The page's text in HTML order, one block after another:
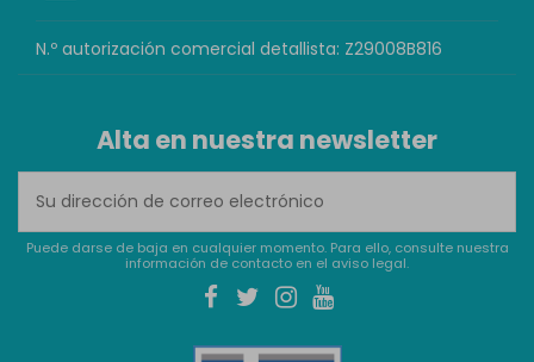
N.º autorización comercial detallista: Z29008B816
Alta en nuestra newsletter
Puede darse de baja en cualquier momento. Para ello, consulte nuestra
información de contacto en el aviso legal.